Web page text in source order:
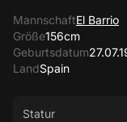
MannschaftEl Barrio
Größe156cm
Geburtsdatum
LandSpain
Statur